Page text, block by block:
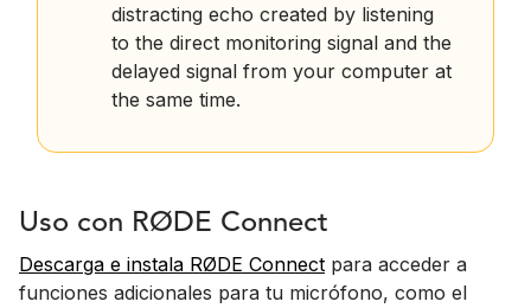
distracting echo created by listening
to the direct monitoring signal and the
delayed signal from your computer at
the same time.
Uso con RØDE Connect
Descarga e instala RØDE Connect para acceder a
funciones adicionales para tu micrófono, como el